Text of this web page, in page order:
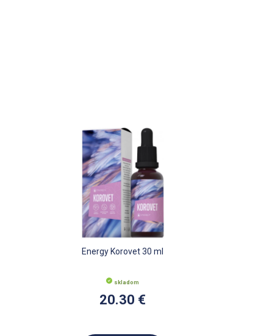
Energy Korovet 30 ml
skladom
20.30 €